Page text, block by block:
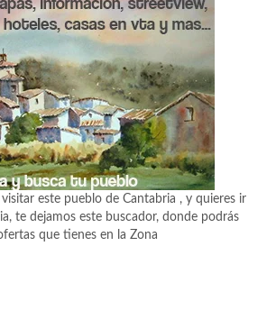
este pueblo de Cantabria , y quieres ir
te dejamos este buscador, donde podrás
que tienes en la Zona